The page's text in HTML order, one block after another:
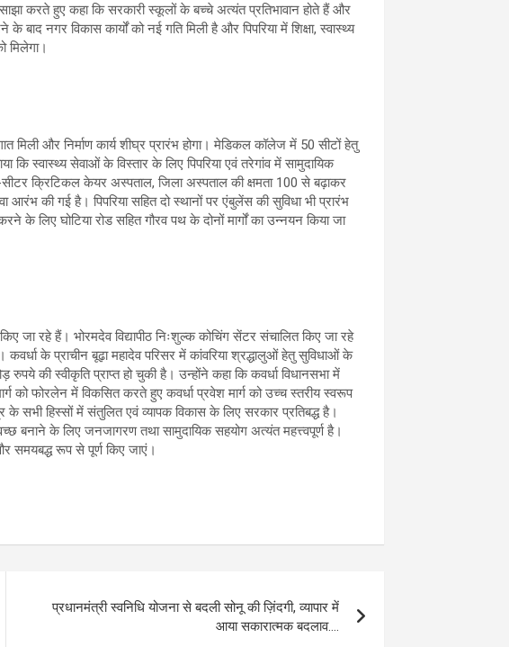
करते हुए कहा कि सरकारी स्कूलों के बच्चे अत्यंत प्रतिभावान होते हैं और
नगर विकास कार्यों को नई गति मिली है और पिपरिया में शिक्षा, स्वास्थ्य
मिलेगा।
मिली और निर्माण कार्य शीघ्र प्रारंभ होगा। मेडिकल कॉलेज में 50 सीटों हेतु
कि स्वास्थ्य सेवाओं के विस्तार के लिए पिपरिया एवं तरेगांव में सामुदायिक
क्रिटिकल केयर अस्पताल, जिला अस्पताल की क्षमता 100 से बढ़ाकर
आरंभ की गई है। पिपरिया सहित दो स्थानों पर एंबुलेंस की सुविधा भी प्रारंभ
लिए घोटिया रोड सहित गौरव पथ के दोनों मार्गों का उन्नयन किया जा
जा रहे हैं। भोरमदेव विद्यापीठ निःशुल्क कोचिंग सेंटर संचालित किए जा रहे
के प्राचीन बूढ़ा महादेव परिसर में कांवरिया श्रद्धालुओं हेतु सुविधाओं के
रुपये की स्वीकृति प्राप्त हो चुकी है। उन्होंने कहा कि कवर्धा विधानसभा में
को फोरलेन में विकसित करते हुए कवर्धा प्रवेश मार्ग को उच्च स्तरीय स्वरूप
हिस्सों में संतुलित एवं व्यापक विकास के लिए सरकार प्रतिबद्ध है।
बनाने के लिए जनजागरण तथा सामुदायिक सहयोग अत्यंत महत्त्वपूर्ण है।
और समयबद्ध रूप से पूर्ण किए जाएं।
प्रधानमंत्री स्वनिधि योजना से बदली सोनू की ज़िंदगी, व्यापार में
आया सकारात्मक बदलाव….